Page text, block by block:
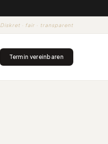
Diskret · fair · transparent
Termin vereinbaren